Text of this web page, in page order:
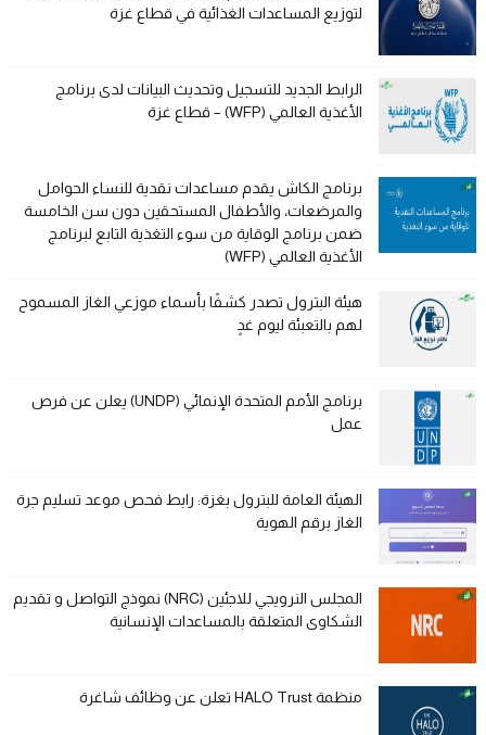
لتوزيع المساعدات الغذائية في قطاع غزة
الرابط الجديد للتسجيل وتحديث البيانات لدى برنامج
الأغذية العالمي (WFP) – قطاع غزة
برنامج الكاش يقدم مساعدات نقدية للنساء الحوامل
والمرضعات، والأطفال المستحقين دون سن الخامسة
ضمن برنامج الوقاية من سوء التغذية التابع لبرنامج
الأغذية العالمي (WFP)
هيئة البترول تصدر كشفًا بأسماء موزعي الغاز المسموح
لهم بالتعبئة ليوم غدٍ
برنامج الأمم المتحدة الإنمائي (UNDP) يعلن عن فرص
عمل
الهيئة العامة للبترول بغزة: رابط فحص موعد تسليم جرة
الغاز برقم الهوية
المجلس النرويجي للاجئين (NRC) نموذج التواصل و تقديم
الشكاوى المتعلقة بالمساعدات الإنسانية
منظمة HALO Trust تعلن عن وظائف شاغرة